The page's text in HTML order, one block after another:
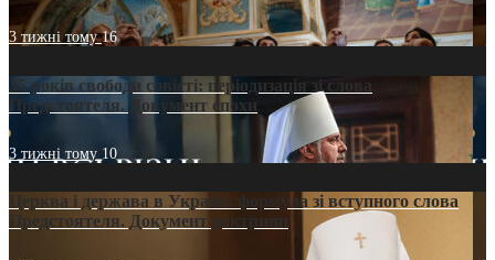
3 тижні тому16
35 років свободи совісті: періодизація зі слова
Предстоятеля. Документ епохи
3 тижні тому 10
Церква і держава в Україні: формула зі вступного слова
Предстоятеля. Документ доктрини